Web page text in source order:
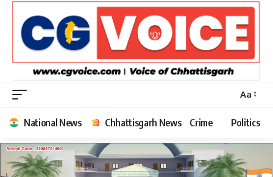
Font
Resizer
Aa
National News Chhattisgarh News Crime Politics